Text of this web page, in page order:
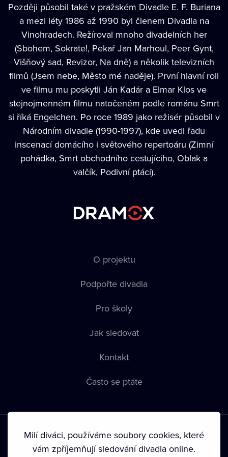
Později působil také v pražském Divadle E. F. Buriana
a mezi léty 1986 až 1990 byl členem Divadla na
Vinohradech. Režíroval mnoho divadelních her
(Sbohem, Sokrate!, Pekař Jan Marhoul, Peer Gynt,
Višňový sad, Revizor, Na dně) a několik televizních
filmů (Jsem nebe, Město mé naděje). První hlavní roli
ve filmu mu poskytli Ján Kadár a Elmar Klos ve
stejnojmenném filmu natočeném podle románu Smrt
si říká Engelchen. Po roce 1989 jako režisér působil v
Národním divadle (1990-1997), kde uvedl řadu
inscenací domácího i světového repertoáru (Zimní
pohádka, Smrt obchodního cestujícího, Oblak a
valčík, Podivní ptáci).
O projektu
Podpořte divadla
Pro školy
Jak sledovat
Kontakt
Často se ptáte
Milí diváci, používáme soubory cookies, které
vám zpříjemňují sledování divadla online.